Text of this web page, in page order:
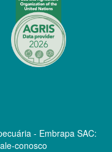
- Embrapa SAC:
conosco